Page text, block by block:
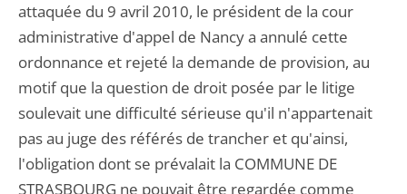
attaquée du 9 avril 2010, le président de la cour
administrative d'appel de Nancy a annulé cette
ordonnance et rejeté la demande de provision, au
motif que la question de droit posée par le litige
soulevait une difficulté sérieuse qu'il n'appartenait
pas au juge des référés de trancher et qu'ainsi,
l'obligation dont se prévalait la COMMUNE DE
STRASBOURG ne pouvait être regardée comme